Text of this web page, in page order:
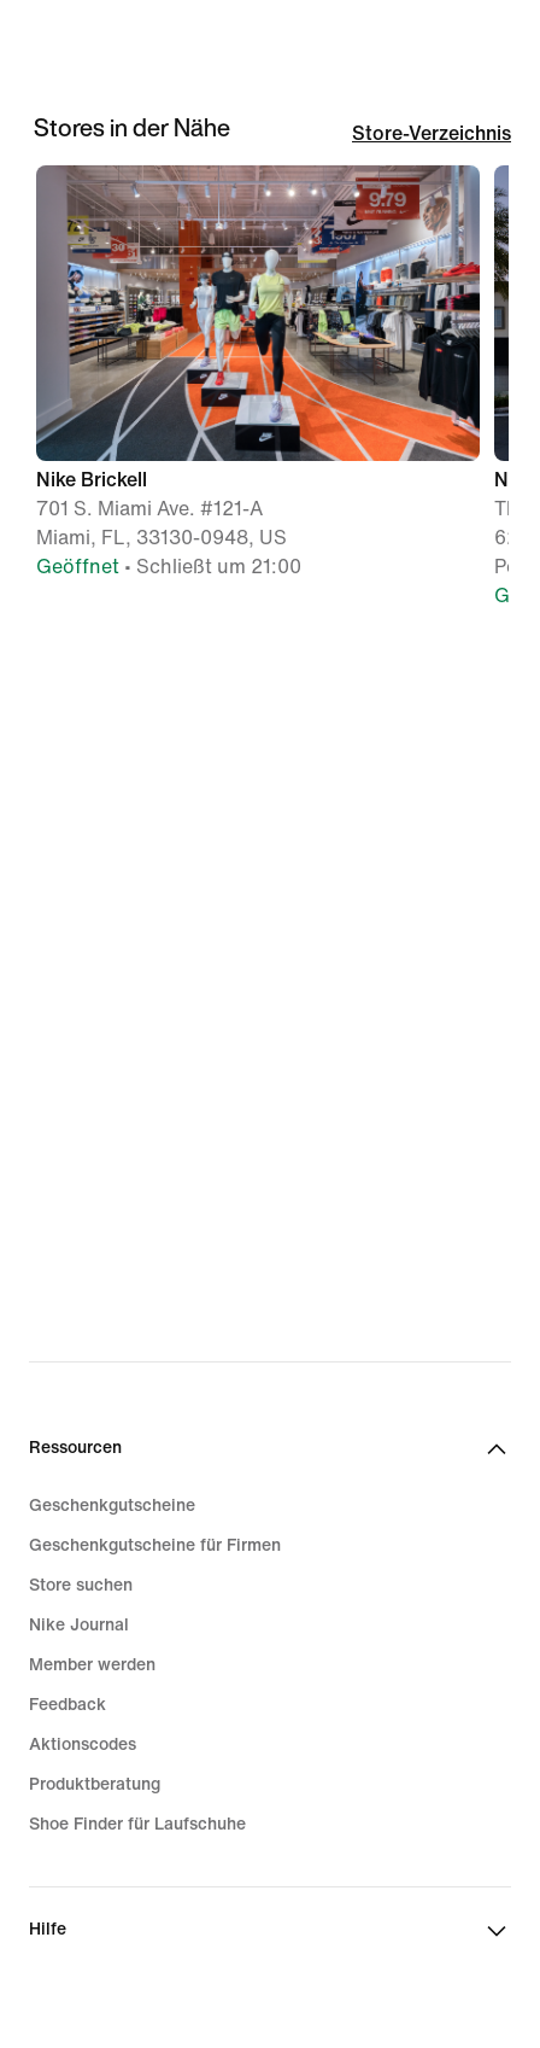
Stores in der Nähe Store-Verzeichnis
Nike Brickell
701 S. Miami Ave. #121-A
Miami, FL, 33130-0948, US
Geöffnet • Schließt um 21:00
The
627
Ressourcen
Geschenkgutscheine
Geschenkgutscheine für Firmen
Store suchen
Nike Journal
Member werden
Feedback
Aktionscodes
Produktberatung
Shoe Finder für Laufschuhe
Hilfe